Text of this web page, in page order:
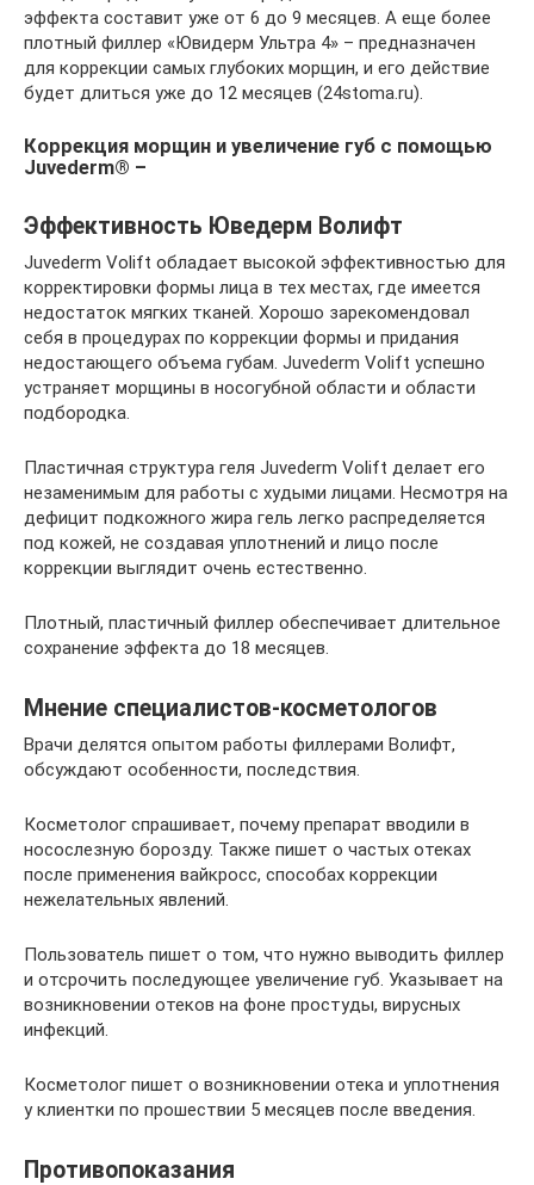
эффекта составит уже от 6 до 9 месяцев. А еще более
плотный филлер «Ювидерм Ультра 4» – предназначен
для коррекции самых глубоких морщин, и его действие
будет длиться уже до 12 месяцев (24stoma.ru).
Коррекция морщин и увеличение губ с помощью
Juvederm® –
Эффективность Юведерм Волифт
Juvederm Volift обладает высокой эффективностью для
корректировки формы лица в тех местах, где имеется
недостаток мягких тканей. Хорошо зарекомендовал
себя в процедурах по коррекции формы и придания
недостающего объема губам. Juvederm Volift успешно
устраняет морщины в носогубной области и области
подбородка.
Пластичная структура геля Juvederm Volift делает его
незаменимым для работы с худыми лицами. Несмотря на
дефицит подкожного жира гель легко распределяется
под кожей, не создавая уплотнений и лицо после
коррекции выглядит очень естественно.
Плотный, пластичный филлер обеспечивает длительное
сохранение эффекта до 18 месяцев.
Мнение специалистов-косметологов
Врачи делятся опытом работы филлерами Волифт,
обсуждают особенности, последствия.
Косметолог спрашивает, почему препарат вводили в
носослезную борозду. Также пишет о частых отеках
после применения вайкросс, способах коррекции
нежелательных явлений.
Пользователь пишет о том, что нужно выводить филлер
и отсрочить последующее увеличение губ. Указывает на
возникновении отеков на фоне простуды, вирусных
инфекций.
Косметолог пишет о возникновении отека и уплотнения
у клиентки по прошествии 5 месяцев после введения.
Противопоказания